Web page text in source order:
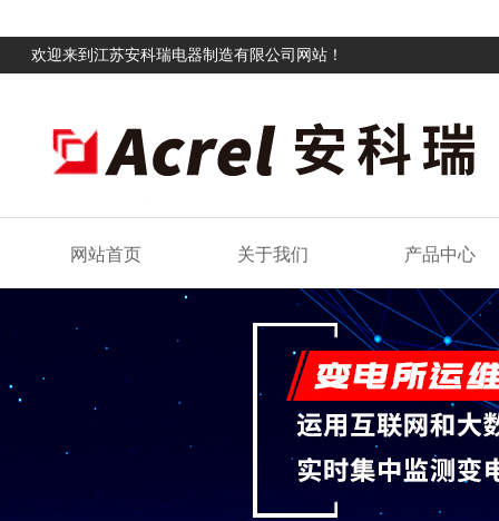
欢迎来到江苏安科瑞电器制造有限公司网站！
网站首页 关于我们 产品中心